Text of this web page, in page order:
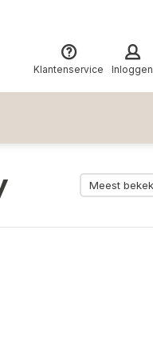
Klantenservice Inloggen